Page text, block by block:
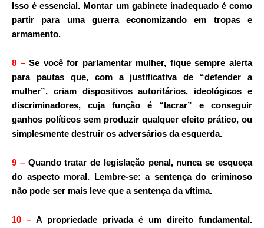
Isso é essencial. Montar um gabinete inadequado é como
partir para uma guerra economizando em tropas e
armamento.
8 –Se você for parlamentar mulher, fique sempre alerta
para pautas que, com a justificativa de “defender a
mulher”, criam dispositivos autoritários, ideológicos e
discriminadores, cuja função é “lacrar” e conseguir
ganhos políticos sem produzir qualquer efeito prático, ou
simplesmente destruir os adversários da esquerda.
9 – Quando tratar de legislação penal, nunca se esqueça
do aspecto moral. Lembre-se: a sentença do criminoso
não pode ser mais leve que a sentença da vítima.
10 – A propriedade privada é um direito fundamental.